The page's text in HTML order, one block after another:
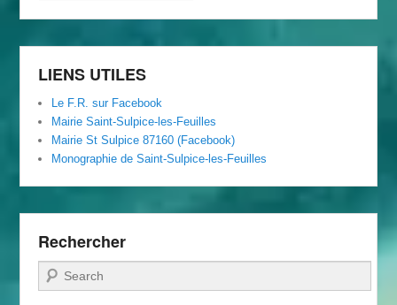
Rural
LIENS UTILES
Le F.R. sur Facebook
Mairie Saint-Sulpice-les-Feuilles
Mairie St Sulpice 87160 (Facebook)
Monographie de Saint-Sulpice-les-Feuilles
Rechercher
Recherche